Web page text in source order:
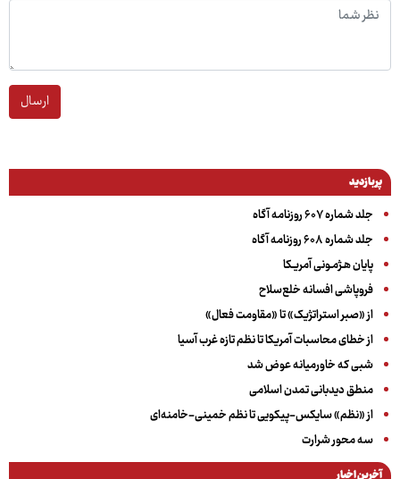
ارسال
پربازدید
جلد شماره ۶۰۷ روزنامه آگاه
جلد شماره ۶۰۸ روزنامه آگاه
پایان هـژمـونی آمریـکا
فروپاشی افسانه خلع‌سلاح
از «صبر استراتژیک» تا «مقاومت فعال»
از خطای محاسبات آمریکا تا نظم تازه غرب آسیا
شبی که خاورمیانه عوض شد
منطق دیدبانی تمدن اسلامی
از «نظم» سایکس-پیکویی تا نظم خمینی-خامنه‌ای
سه‌ محور شرارت